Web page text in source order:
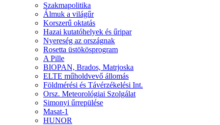
Szakmapolitika
Álmuk a világűr
Korszerű oktatás
Hazai kutatóhelyek és űripar
Nyereség az országnak
Rosetta üstökösprogram
A Pille
BIOPAN, Brados, Matrjoska
ELTE műholdvevő állomás
Földmérési és Távérzékelési Int.
Orsz. Meteorológiai Szolgálat
Simonyi űrrepülése
Masat-1
HUNOR